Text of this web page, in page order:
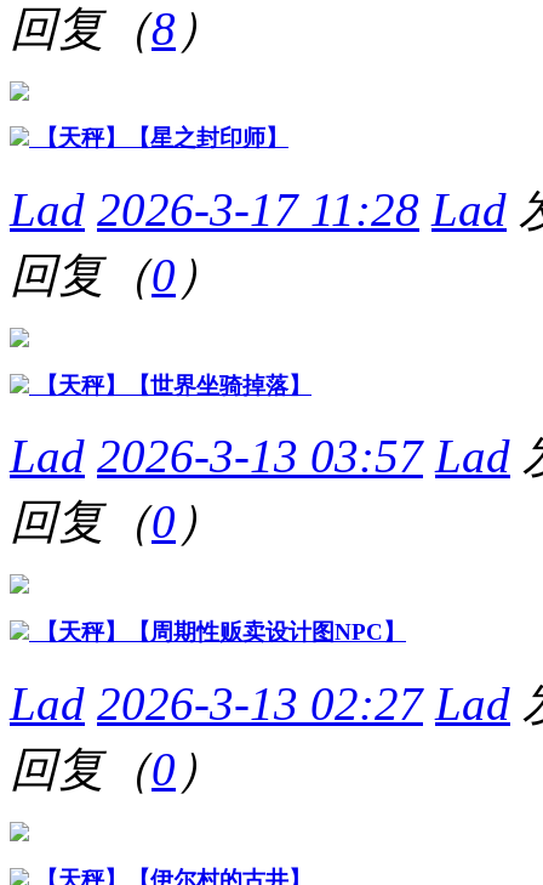
回复（8 ）
【天秤】【星之封印师】
Lad 2026-3-17 11:28 Lad
回复（0 ）
【天秤】【世界坐骑掉落】
Lad 2026-3-13 03:57 Lad
回复（0 ）
【天秤】【周期性贩卖设计图NPC】
Lad 2026-3-13 02:27 Lad
回复（0 ）
【天秤】【伊尔村的古井】